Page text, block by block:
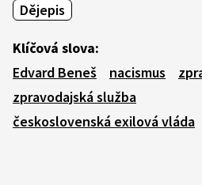
Dějepis
Klíčová slova:
Edvard Beneš
nacismus
zpravodajská služba
československá exilová vláda